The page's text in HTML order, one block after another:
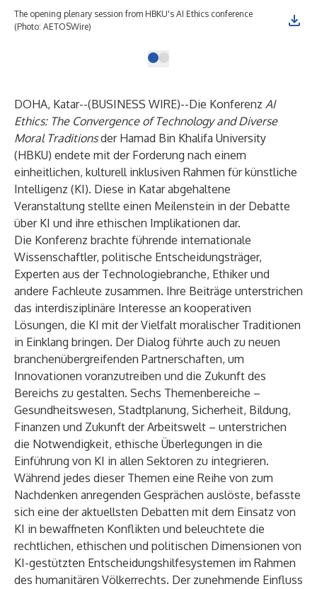
The opening plenary session from HBKU's AI Ethics conference
(Photo: AETOSWire)
DOHA, Katar--(BUSINESS WIRE)--Die Konferenz AI
Ethics: The Convergence of Technology and Diverse
Moral Traditionsder Hamad Bin Khalifa University
(HBKU) endete mit der Forderung nach einem
einheitlichen, kulturell inklusiven Rahmen für künstliche
Intelligenz (KI). Diese in Katar abgehaltene
Veranstaltung stellte einen Meilenstein in der Debatte
über KI und ihre ethischen Implikationen dar.
Die Konferenz brachte führende internationale
Wissenschaftler, politische Entscheidungsträger,
Experten aus der Technologiebranche, Ethiker und
andere Fachleute zusammen. Ihre Beiträge unterstrichen
das interdisziplinäre Interesse an kooperativen
Lösungen, die KI mit der Vielfalt moralischer Traditionen
in Einklang bringen. Der Dialog führte auch zu neuen
branchenübergreifenden Partnerschaften, um
Innovationen voranzutreiben und die Zukunft des
Bereichs zu gestalten. Sechs Themenbereiche –
Gesundheitswesen, Stadtplanung, Sicherheit, Bildung,
Finanzen und Zukunft der Arbeitswelt – unterstrichen
die Notwendigkeit, ethische Überlegungen in die
Einführung von KI in allen Sektoren zu integrieren.
Während jedes dieser Themen eine Reihe von zum
Nachdenken anregenden Gesprächen auslöste, befasste
sich eine der aktuellsten Debatten mit dem Einsatz von
KI in bewaffneten Konflikten und beleuchtete die
rechtlichen, ethischen und politischen Dimensionen von
KI-gestützten Entscheidungshilfesystemen im Rahmen
des humanitären Völkerrechts. Der zunehmende Einfluss